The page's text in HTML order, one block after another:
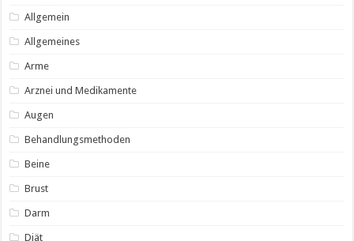
Allgemein
Allgemeines
Arme
Arznei und Medikamente
Augen
Behandlungsmethoden
Beine
Brust
Darm
Diät